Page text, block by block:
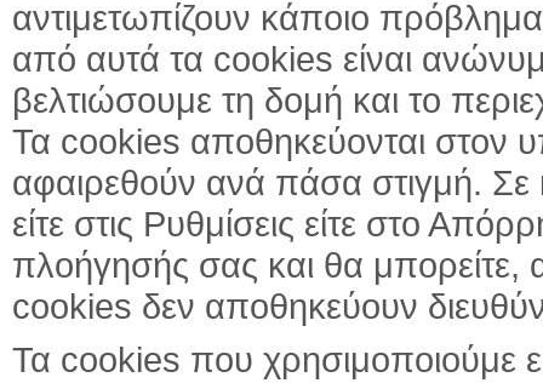
αντιμετωπίζουν κάποιο
από αυτά τα cookies είναι
βελτιώσουμε τη δομή και το
Τα cookies αποθηκεύονται στον
αφαιρεθούν ανά πάσα στιγμή.
είτε στις Ρυθμίσεις είτε στο
πλοήγησής σας και θα μπορείτε,
cookies δεν αποθηκεύουν
Τα cookies που χρησιμοποιούμε